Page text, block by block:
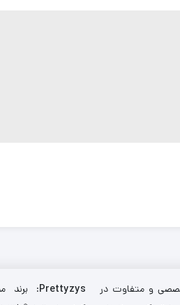
و متفاوت در
Prettyzys: برند